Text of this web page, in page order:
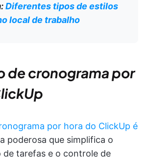
Diferentes tipos de estilos
local de trabalho
de cronograma por
por hora do ClickUp é
poderosa que simplifica o
de tarefas e o controle de